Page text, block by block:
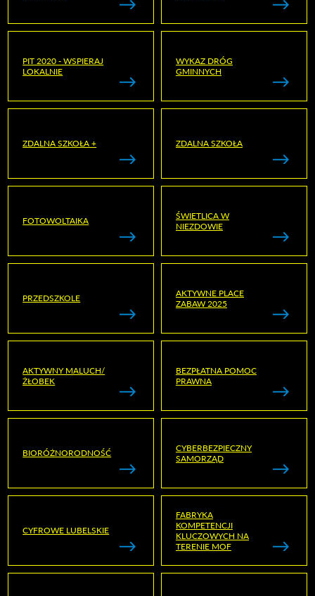
PIT 2020 - WSPIERAJ
LOKALNIE
WYKAZ DRÓG
GMINNYCH
ZDALNA SZKOŁA + ZDALNA SZKOŁA
FOTOWOLTAIKA
ŚWIETLICA W
NIEZDOWIE
PRZEDSZKOLE
AKTYWNE PLACE
ZABAW 2025
AKTYWNY MALUCH/
ŻŁOBEK
BEZPŁATNA POMOC
PRAWNA
BIORÓŻNORODNOŚĆ
CYBERBEZPIECZNY
SAMORZĄD
CYFROWE LUBELSKIE
FABRYKA
KOMPETENCJI
KLUCZOWYCH NA
TERENIE MOF